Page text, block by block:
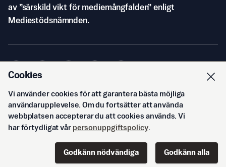
av ”särskild vikt för mediemångfalden” enligt
Mediestödsnämnden.
© Svenska Epoch Times AB2026
Cookies
Vi använder cookies för att garantera bästa möjliga
användarupplevelse. Om du fortsätter att använda
webbplatsen accepterar du att cookies används. Vi
har förtydligat vår personuppgiftspolicy.
Godkänn nödvändiga Godkänn alla